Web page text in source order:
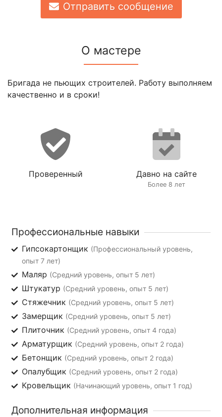
Отправить сообщение
О мастере
Бригада не пьющих строителей. Работу выполняем
качественно и в сроки!
Проверенный Давно на сайте
Более 8 лет
Профессиональные навыки
Гипсокартонщик (Профессиональный уровень,
опыт 7 лет)
Маляр (Средний уровень, опыт 5 лет)
Штукатур (Средний уровень, опыт 5 лет)
Стяжечник (Средний уровень, опыт 5 лет)
Замерщик (Средний уровень, опыт 5 лет)
Плиточник (Средний уровень, опыт 4 года)
Арматурщик (Средний уровень, опыт 2 года)
Бетонщик (Средний уровень, опыт 2 года)
Опалубщик (Средний уровень, опыт 2 года)
Кровельщик (Начинающий уровень, опыт 1 год)
Дополнительная информация